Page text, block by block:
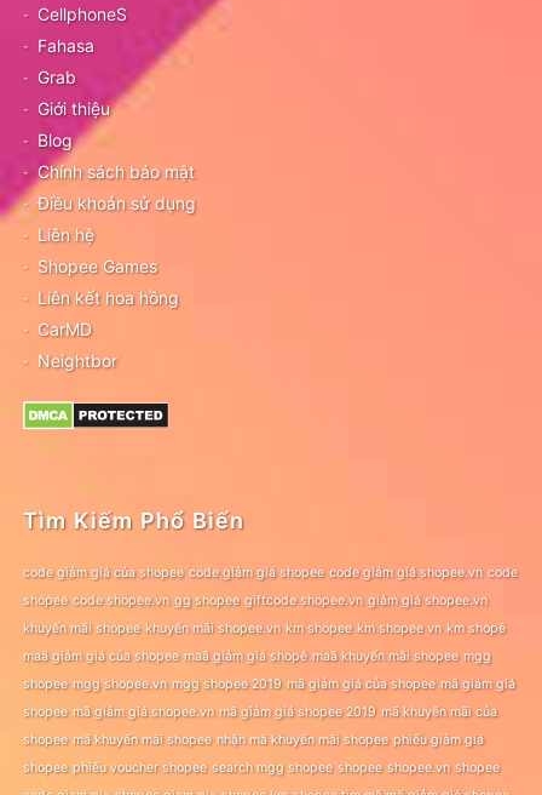
CellphoneS
Fahasa
Grab
Giới thiệu
Blog
Chính sách bảo mật
Điều khoản sử dụng
Liên hệ
Shopee Games
Liên kết hoa hồng
CarMD
Neightbor
Tìm Kiếm Phổ Biến
code giảm giá của shopee code giảm giá shopee code giảm giá shopee.vn code
shopee code shopee.vn gg shopee giftcode shopee.vn giảm giá shopee.vn
khuyến mãi shopee khuyến mãi shopee.vn km shopee km shopee vn km shopê
maã giảm giá của shopee maã giảm giá shopê maã khuyến mãi shopee mgg
shopee mgg shopee.vn mgg shopee 2019 mã giảm giá của shopee mã giảm giá
shopee mã giảm giá shopee.vn mã giảm giá shopee 2019 mã khuyến mãi của
shopee mã khuyến mãi shopee nhận mã khuyến mãi shopee phiếu giảm giá
shopee phiếu voucher shopee search mgg shopee shopee shopee.vn shopee